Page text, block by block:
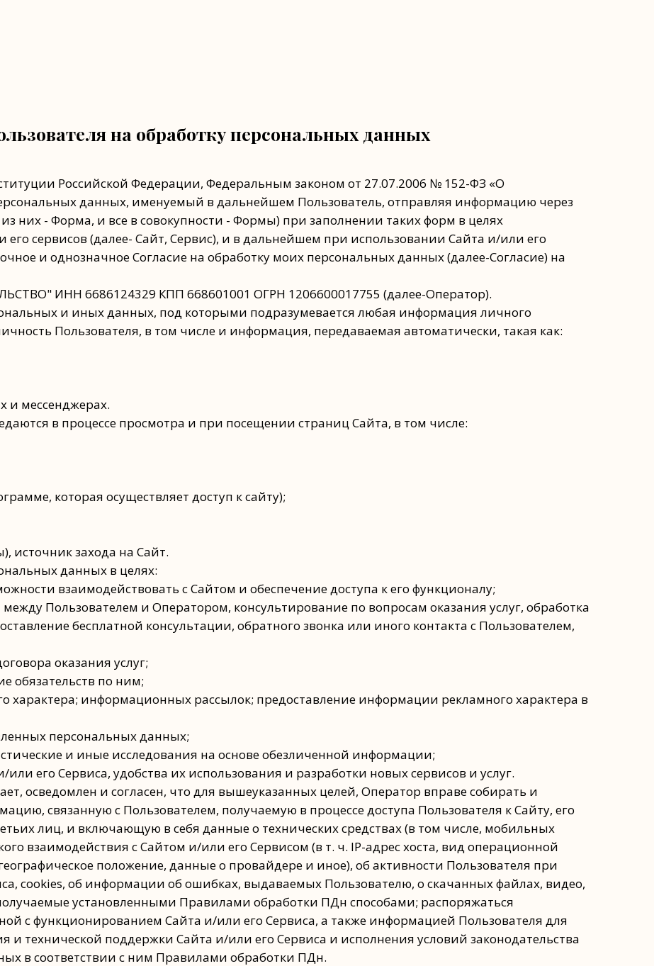
на обработку персональных данных
Российской Федерации, Федеральным законом от 27.07.2006 № 152-ФЗ «О
данных, именуемый в дальнейшем Пользователь, отправляя информацию через
них - Форма, и все в совокупности - Формы) при заполнении таких форм в целях
его сервисов (далее- Сайт, Сервис), и в дальнейшем при использовании Сайта и/или его
и однозначное Согласие на обработку моих персональных данных (далее-Согласие) на
ИНН 6686124329 КПП 668601001 ОГРН 1206600017755 (далее-Оператор).
и иных данных, под которыми подразумевается любая информация личного
Пользователя, в том числе и информация, передаваемая автоматически, такая как:
и мессенджерах.
в процессе просмотра и при посещении страниц Сайта, в том числе:
которая осуществляет доступ к сайту);
источник захода на Сайт.
данных в целях:
взаимодействовать с Сайтом и обеспечение доступа к его функционалу;
Пользователем и Оператором, консультирование по вопросам оказания услуг, обработка
бесплатной консультации, обратного звонка или иного контакта с Пользователем,
оказания услуг;
обязательств по ним;
характера; информационных рассылок; предоставление информации рекламного характера в
персональных данных;
и иные исследования на основе обезличенной информации;
его Сервиса, удобства их использования и разработки новых сервисов и услуг.
осведомлен и согласен, что для вышеуказанных целей, Оператор вправе собирать и
связанную с Пользователем, получаемую в процессе доступа Пользователя к Сайту, его
лиц, и включающую в себя данные о технических средствах (в том числе, мобильных
взаимодействия с Сайтом и/или его Сервисом (в т. ч. IP-адрес хоста, вид операционной
положение, данные о провайдере и иное), об активности Пользователя при
cookies, об информации об ошибках, выдаваемых Пользователю, о скачанных файлах, видео,
установленными Правилами обработки ПДн способами; распоряжаться
с функционированием Сайта и/или его Сервиса, а также информацией Пользователя для
технической поддержки Сайта и/или его Сервиса и исполнения условий законодательства
в соответствии с ним Правилами обработки ПДн.